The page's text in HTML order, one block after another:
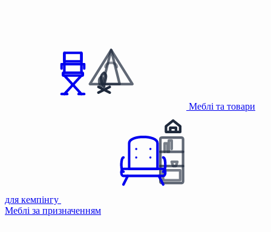
Меблі та товари
для кемпінгу
Меблі за призначенням